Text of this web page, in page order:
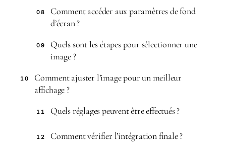
08
Comment accéder aux paramètres de fond
d’écran ?
09
Quels sont les étapes pour sélectionner une
image ?
10
Comment ajuster l’image pour un meilleur
affichage ?
11 Quels réglages peuvent être effectués ?
12 Comment vérifier l’intégration finale ?